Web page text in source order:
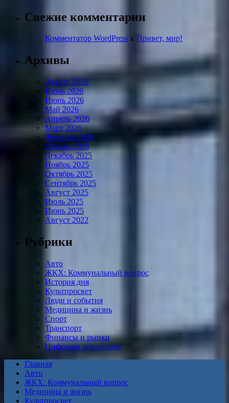
Свежие комментарии
Комментатор WordPress к Привет, мир!
Архивы
Август 2026
Июль 2026
Июнь 2026
Май 2026
Апрель 2026
Март 2026
Февраль 2026
Январь 2026
Декабрь 2025
Ноябрь 2025
Октябрь 2025
Сентябрь 2025
Август 2025
Июль 2025
Июнь 2025
Август 2022
Рубрики
Авто
ЖКХ: Коммунальный вопрос
История дня
Культпросвет
Люди и события
Медицина и жизнь
Спорт
Транспорт
Финансы и рынки
Цифровая революция
Главная
Авто
ЖКХ: Коммунальный вопрос
Медицина и жизнь
Культпросвет